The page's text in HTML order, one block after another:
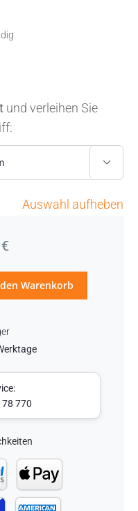
und verleihen Sie

Auswahl aufheben
€
Warenkorb
770